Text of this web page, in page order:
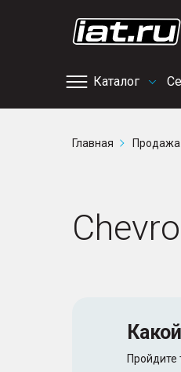
Каталог
сервис
Снегоходы
Квадроциклы
Главная Продажа
Пройдите